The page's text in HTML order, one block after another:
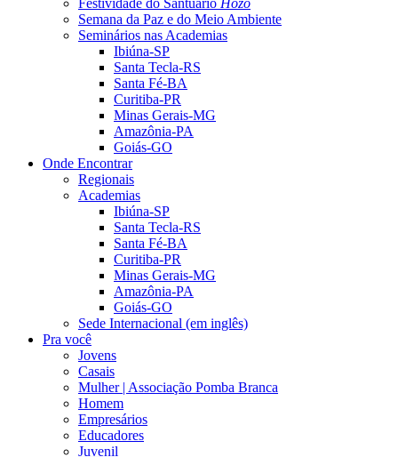
Festividade do Santuario Hōzō
Semana da Paz e do Meio Ambiente
Seminários nas Academias
Ibiúna-SP
Santa Tecla-RS
Santa Fé-BA
Curitiba-PR
Minas Gerais-MG
Amazônia-PA
Goiás-GO
Onde Encontrar
Regionais
Academias
Ibiúna-SP
Santa Tecla-RS
Santa Fé-BA
Curitiba-PR
Minas Gerais-MG
Amazônia-PA
Goiás-GO
Sede Internacional (em inglês)
Pra você
Jovens
Casais
Mulher | Associação Pomba Branca
Homem
Empresários
Educadores
Juvenil